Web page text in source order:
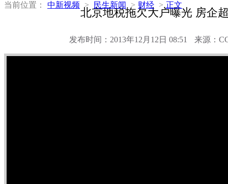
当前位置： 中新视频 > 民生新闻 > 财经 > 正文
北京地税拖欠大户曝光 房企
发布时间：2013年12月12日 08:51 来源：